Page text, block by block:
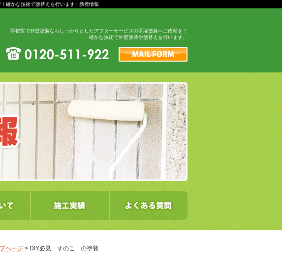
確かな技術で塗替えを行います | 新着情報
宇都宮で外壁塗装ならしっかりとしたアフターサービスの手塚塗装へご依頼を！
確かな技術で外壁塗装や塗替えを行います。
ページ > DIY必見 すのこ の塗装